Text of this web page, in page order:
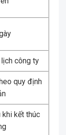
công ty
quy định
kết thúc